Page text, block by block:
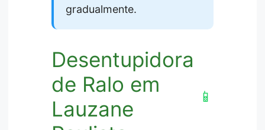
gradualmente.
Desentupidora
de Ralo em
Lauzane
📱